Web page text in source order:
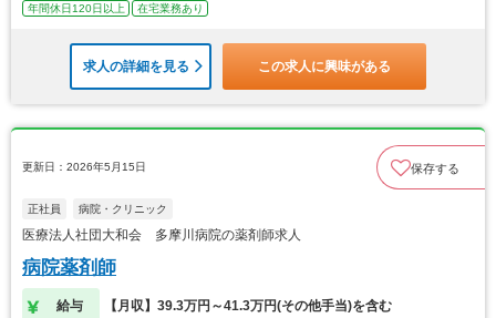
年間休日120日以上 在宅業務あり
求人の詳細を見る この求人に興味がある
更新日：2026年5月15日 保存する
正社員 病院・クリニック
医療法人社団大和会 多摩川病院の薬剤師求人
病院薬剤師
給与 【月収】39.3万円～41.3万円(その他手当)を含む